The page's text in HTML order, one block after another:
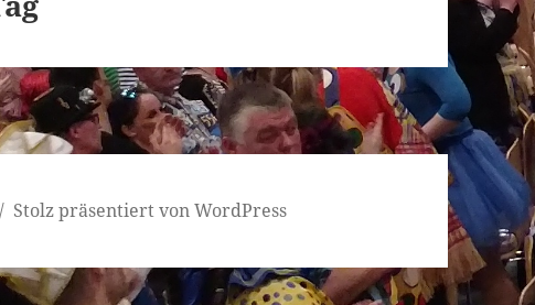
Stolz präsentiert von WordPress